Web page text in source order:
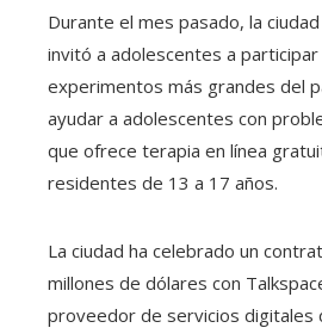
Durante el mes pasado, la
invitó a adolescentes a
experimentos más grandes del
ayudar a adolescentes con
que ofrece terapia en línea
residentes de 13 a 17 años.
La ciudad ha celebrado un
millones de dólares con
proveedor de servicios digitales